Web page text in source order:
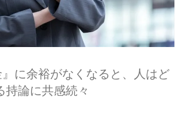
』に余裕がなくなると、人はど
持論に共感続々